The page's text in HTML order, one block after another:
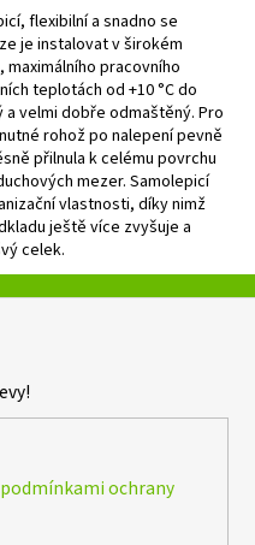
flexibilní a snadno se
je instalovat v širokém
pracovního
teplotách od +10 °C do
a velmi dobře odmaštěný. Pro
rohož po nalepení pevně
přilnula k celému povrchu
mezer. Samolepicí
vlastnosti, díky nimž
ještě více zvyšuje a
celek.
podmínkami ochrany